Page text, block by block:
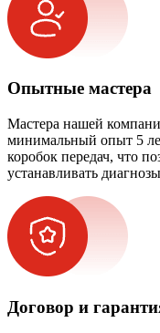
Опытные мастера
Мастера нашей
минимальный опыт 5
коробок передач, что
устанавливать
Договор и